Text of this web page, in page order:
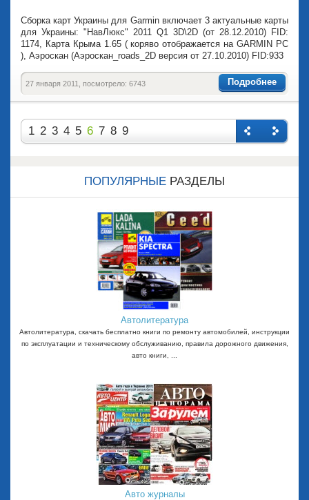
Сборка карт Украины для Garmin включает 3 актуальные карты
для Украины: "НавЛюкс" 2011 Q1 3D\2D (от 28.12.2010) FID:
1174, Карта Крыма 1.65 ( коряво отображается на GARMIN PC
), Аэроскан (Аэроскан_roads_2D версия от 27.10.2010) FID:933
Подробнее
27 января 2011, посмотрело: 6743
1 2 3 4 5 6 7 8 9
ПОПУЛЯРНЫЕ РАЗДЕЛЫ
Автолитература
Автолитература, скачать бесплатно книги по ремонту автомобилей, инструкции
по эксплуатации и техническому обслуживанию, правила дорожного движения,
авто книги, ...
Авто журналы